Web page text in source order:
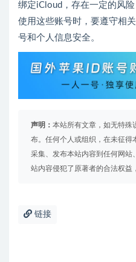
绑定iCloud，存在一定的风
使用这些账号时，要遵守相
号和个人信息安全。
声明： 本站所有文章，如无特殊
布。任何个人或组织，在未征得
采集、发布本站内容到任何网站
站内容侵犯了原著者的合法权益
链接